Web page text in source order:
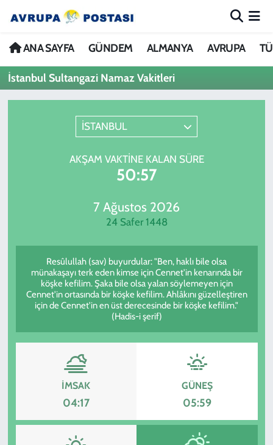
ANA SAYFA GÜNDEM ALMANYA AVRUPA
İstanbul Sultangazi Namaz Vakitleri
İSTANBUL
AKŞAM VAKTINE KALAN SÜRE
50:57
7 Ağustos 2026
24 Safer 1448
Resûlullah (sav) buyurdular: "Ben, haklı bile olsa
münakaşayı terk eden kimse için Cennet'in kenarında bir
köşke kefilim. Şaka bile olsa yalan söylemeyen için
Cennet'in ortasında bir köşke kefilim. Ahlâkını güzelleştiren
için de Cennet'in en üst derecesinde bir köşke kefilim."
(Hadis-i şerif)
İMSAK
04:17
GÜNEŞ
05:59
ANA SAYFA
GÜNDEM
SPOR
KADIN
Nöbetçi Eczaneler
Hava Durumu
Trafik Durumu
Avrupa Ligi Puan Durumu ve Fikstür
Tüm Manşetler
Haber Arşivi